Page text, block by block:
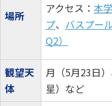
場所
アクセス： 本
プ、 バスプー
Q2）
観望天
体
月（5月23日
星）など